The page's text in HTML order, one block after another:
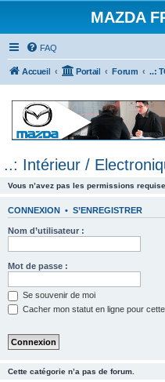
MAZDA
FAQ
Accueil Portail Forum
..: Intérieur /
Vous n’avez pas les permissions
CONNEXION • S’ENREGISTRER
Nom d’utilisateur :
Mot de passe :
Se souvenir de moi
Cacher mon statut en ligne pour
Cette catégorie n’a pas de forum.